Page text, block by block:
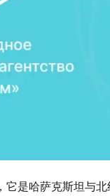
是哈萨克斯坦与